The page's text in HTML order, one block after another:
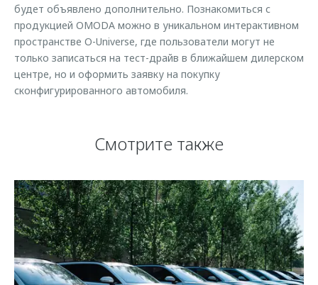
будет объявлено дополнительно. Познакомиться с
продукцией OMODA можно в уникальном интерактивном
пространстве O-Universe, где пользователи могут не
только записаться на тест-драйв в ближайшем дилерском
центре, но и оформить заявку на покупку
сконфигурированного автомобиля.
Смотрите также